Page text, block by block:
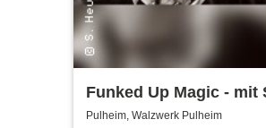
Funked Up Magic - mit
Heubes & Band
Pulheim, Walzwerk Pulheim